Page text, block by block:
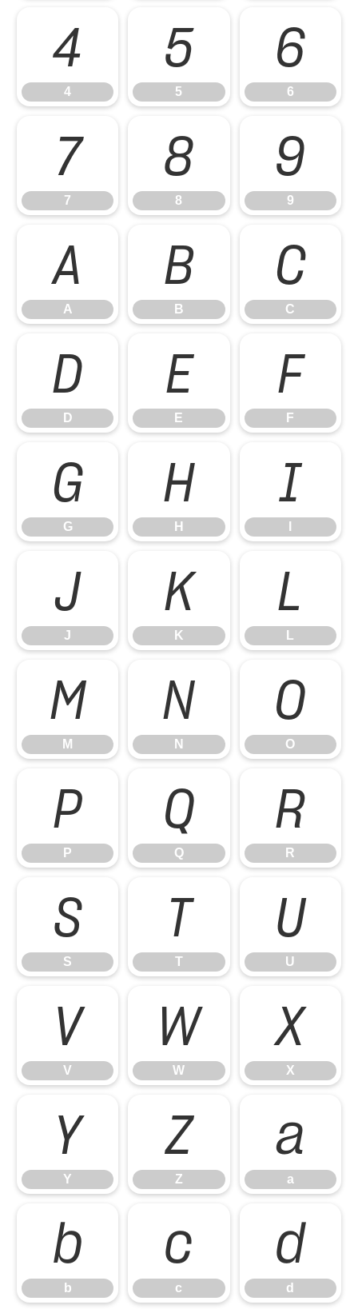
4
4
5
5
6
6
7
7
8
8
9
9
A
A
B
B
C
C
D
D
E
E
F
F
G
G
H
H
I
J
J
K
K
L
L
M
M
N
N
O
O
P
P
Q
Q
R
R
S
S
T
T
U
U
V
V
W
W
X
X
Y
Y
Z
Z
a
a
b
b
c
c
d
d